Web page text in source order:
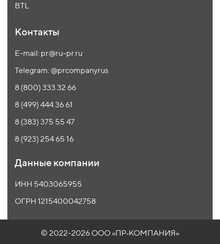
BTL
Контакты
E-mail: pr@ru-pr.ru
Telegram: @prcompanyrus
8 (800) 333 32 66
8 (499) 444 36 61
8 (383) 375 55 47
8 (923) 254 65 16
Данные компании
ИНН 5403065955
ОГРН 1215400042758
© 2022-2026 ООО «ПР‑КОМПАНИЯ»